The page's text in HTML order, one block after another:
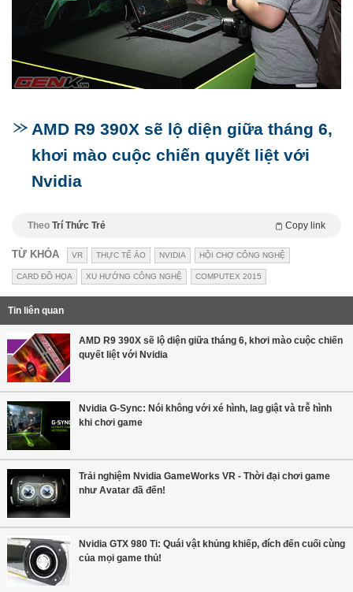
AMD R9 390X sẽ lộ diện giữa tháng 6,
khơi mào cuộc chiến quyết liệt với
Nvidia
Theo Trí Thức Trẻ Copy link
TỪ KHÓA VR THỰC TẾ ẢO NVIDIA HỘI CHỢ CÔNG NGHỆ
CARD ĐỒ HỌA XU HƯỚNG CÔNG NGHỆ COMPUTEX 2015
Tin liên quan
AMD R9 390X sẽ lộ diện giữa tháng 6, khơi mào cuộc chiến
quyết liệt với Nvidia
Nvidia G-Sync: Nói không với xé hình, lag giật và trễ hình
khi chơi game
Trải nghiệm Nvidia GameWorks VR - Thời đại chơi game
như Avatar đã đến!
Nvidia GTX 980 Ti: Quái vật khủng khiếp, đích đến cuối cùng
của mọi game thủ!